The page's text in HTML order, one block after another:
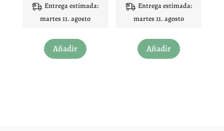
producto
producto
de 5
Entrega estimada:
martes 11. agosto
Añadir
producto
de 5
Entrega estimada:
martes 11. agosto
Añadir
producto